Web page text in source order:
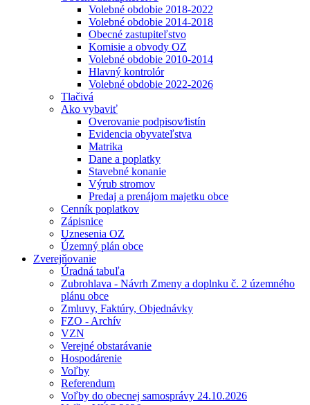
Volebné obdobie 2018-2022
Volebné obdobie 2014-2018
Obecné zastupiteľstvo
Komisie a obvody OZ
Volebné obdobie 2010-2014
Hlavný kontrolór
Volebné obdobie 2022-2026
Tlačivá
Ako vybaviť
Overovanie podpisov⁄listín
Evidencia obyvateľstva
Matrika
Dane a poplatky
Stavebné konanie
Výrub stromov
Predaj a prenájom majetku obce
Cenník poplatkov
Zápisnice
Uznesenia OZ
Územný plán obce
Zverejňovanie
Úradná tabuľa
Zubrohlava - Návrh Zmeny a doplnku č. 2 územného
plánu obce
Zmluvy, Faktúry, Objednávky
FZO - Archív
VZN
Verejné obstarávanie
Hospodárenie
Voľby
Referendum
Voľby do obecnej samosprávy 24.10.2026